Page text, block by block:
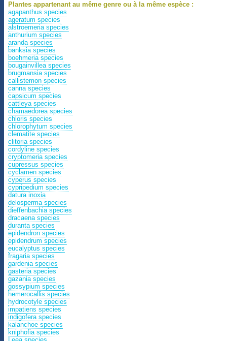
Plantes appartenant au même genre ou à la même espèce :
agapanthus species
ageratum species
alstroemeria species
anthurium species
aranda species
banksia species
boehmeria species
bougainvillea species
brugmansia species
callistemon species
canna species
capsicum species
cattleya species
chamaedorea species
chloris species
chlorophytum species
clematite species
clitoria species
cordyline species
cryptomeria species
cupressus species
cyclamen species
cyperus species
cypripedium species
datura inoxia
delosperma species
dieffenbachia species
dracaena species
duranta species
epidendron species
epidendrum species
eucalyptus species
fragaria species
gardenia species
gasteria species
gazania species
gossypium species
hemerocallis species
hydrocotyle species
impatiens species
indigofera species
kalanchoe species
kniphofia species